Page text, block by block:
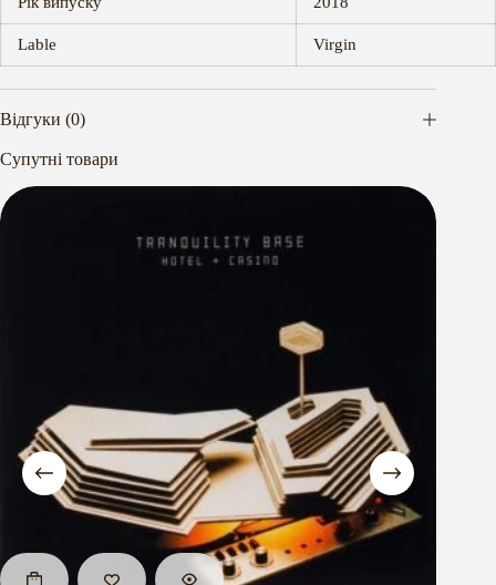
Lable Virgin
Відгуки (0)
Супутні товари